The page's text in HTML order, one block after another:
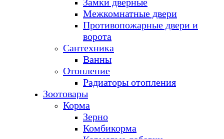
Межкомнатные двери
Противопожарные двери и
ворота
Сантехника
Ванны
Отопление
Радиаторы отопления
Зоотовары
Корма
Зерно
Комбикорма